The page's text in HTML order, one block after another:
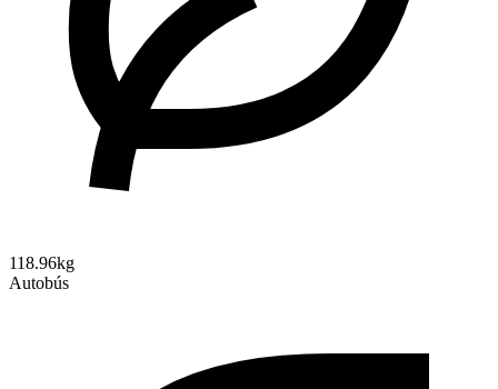
118.96kg
Autobús